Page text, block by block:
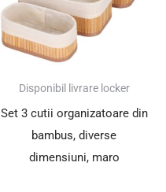
Disponibil livrare locker
Set 3 cutii organizatoare din
bambus, diverse
dimensiuni, maro